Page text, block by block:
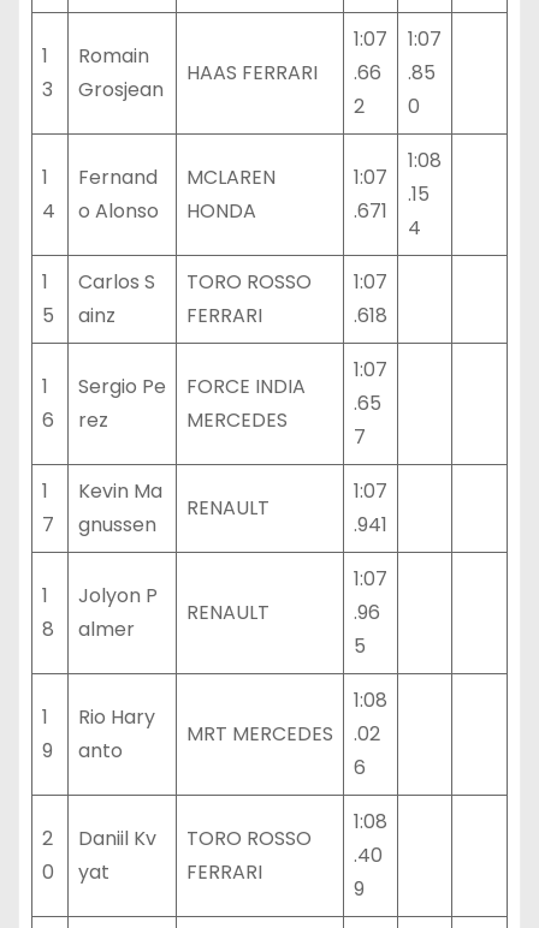
1
3
Romain
Grosjean
HAAS FERRARI
1:07
.66
2
1:07
.85
0
1
4
Fernand
o Alonso
MCLAREN
HONDA
1:07
.671
1:08
.15
4
1
5
Carlos S
ainz
TORO ROSSO
FERRARI
1:07
.618
1
6
Sergio Pe
rez
FORCE INDIA
MERCEDES
1:07
.65
7
1
7
Kevin Ma
gnussen
RENAULT
1:07
.941
1
8
Jolyon P
almer
RENAULT
1:07
.96
5
1
9
Rio Hary
anto
MRT MERCEDES
1:08
.02
6
2
0
Daniil Kv
yat
TORO ROSSO
FERRARI
1:08
.40
9